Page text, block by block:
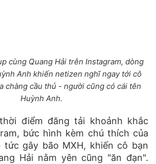
cùng Quang Hải trên Instagram, dòng
Anh khiến netizen nghĩ ngay tới cô
chàng cầu thủ - người cũng có cái tên
Huỳnh Anh.
điểm đăng tải khoảnh khắc
bức hình kèm chú thích của
tức gây bão MXH, khiến cô bạn
Hải nằm yên cũng "ăn đạn".